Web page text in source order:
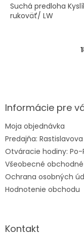
Suchá predloha
rukoväť/ LW
ä
e
Informácie pre
Moja objednávka
Predajňa:
Otváracie hodiny: Po-
Všeobecné
Ochrana osobných
Hodnotenie obchodu
Kontakt